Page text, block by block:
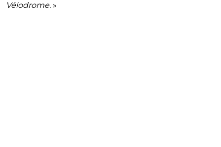
Vélodrome. »